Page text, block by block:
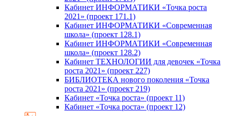
Кабинет ИНФОРМАТИКИ «Точка роста
2021» (проект 171.1)
Кабинет ИНФОРМАТИКИ «Современная
школа» (проект 128.1)
Кабинет ИНФОРМАТИКИ «Современная
школа» (проект 128.2)
Кабинет ТЕХНОЛОГИИ для девочек «Точка
роста 2021» (проект 227)
БИБЛИОТЕКА нового поколения «Точка
роста 2021» (проект 219)
Кабинет «Точка роста» (проект 11)
Кабинет «Точка роста» (проект 12)